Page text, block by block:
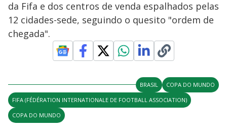
da Fifa e dos centros de venda espalhados pelas
12 cidades-sede, seguindo o quesito "ordem de
chegada".
BRASIL
COPA DO MUNDO
FIFA (FÉDÉRATION INTERNATIONALE DE FOOTBALL ASSOCIATION)
COPA DO MUNDO